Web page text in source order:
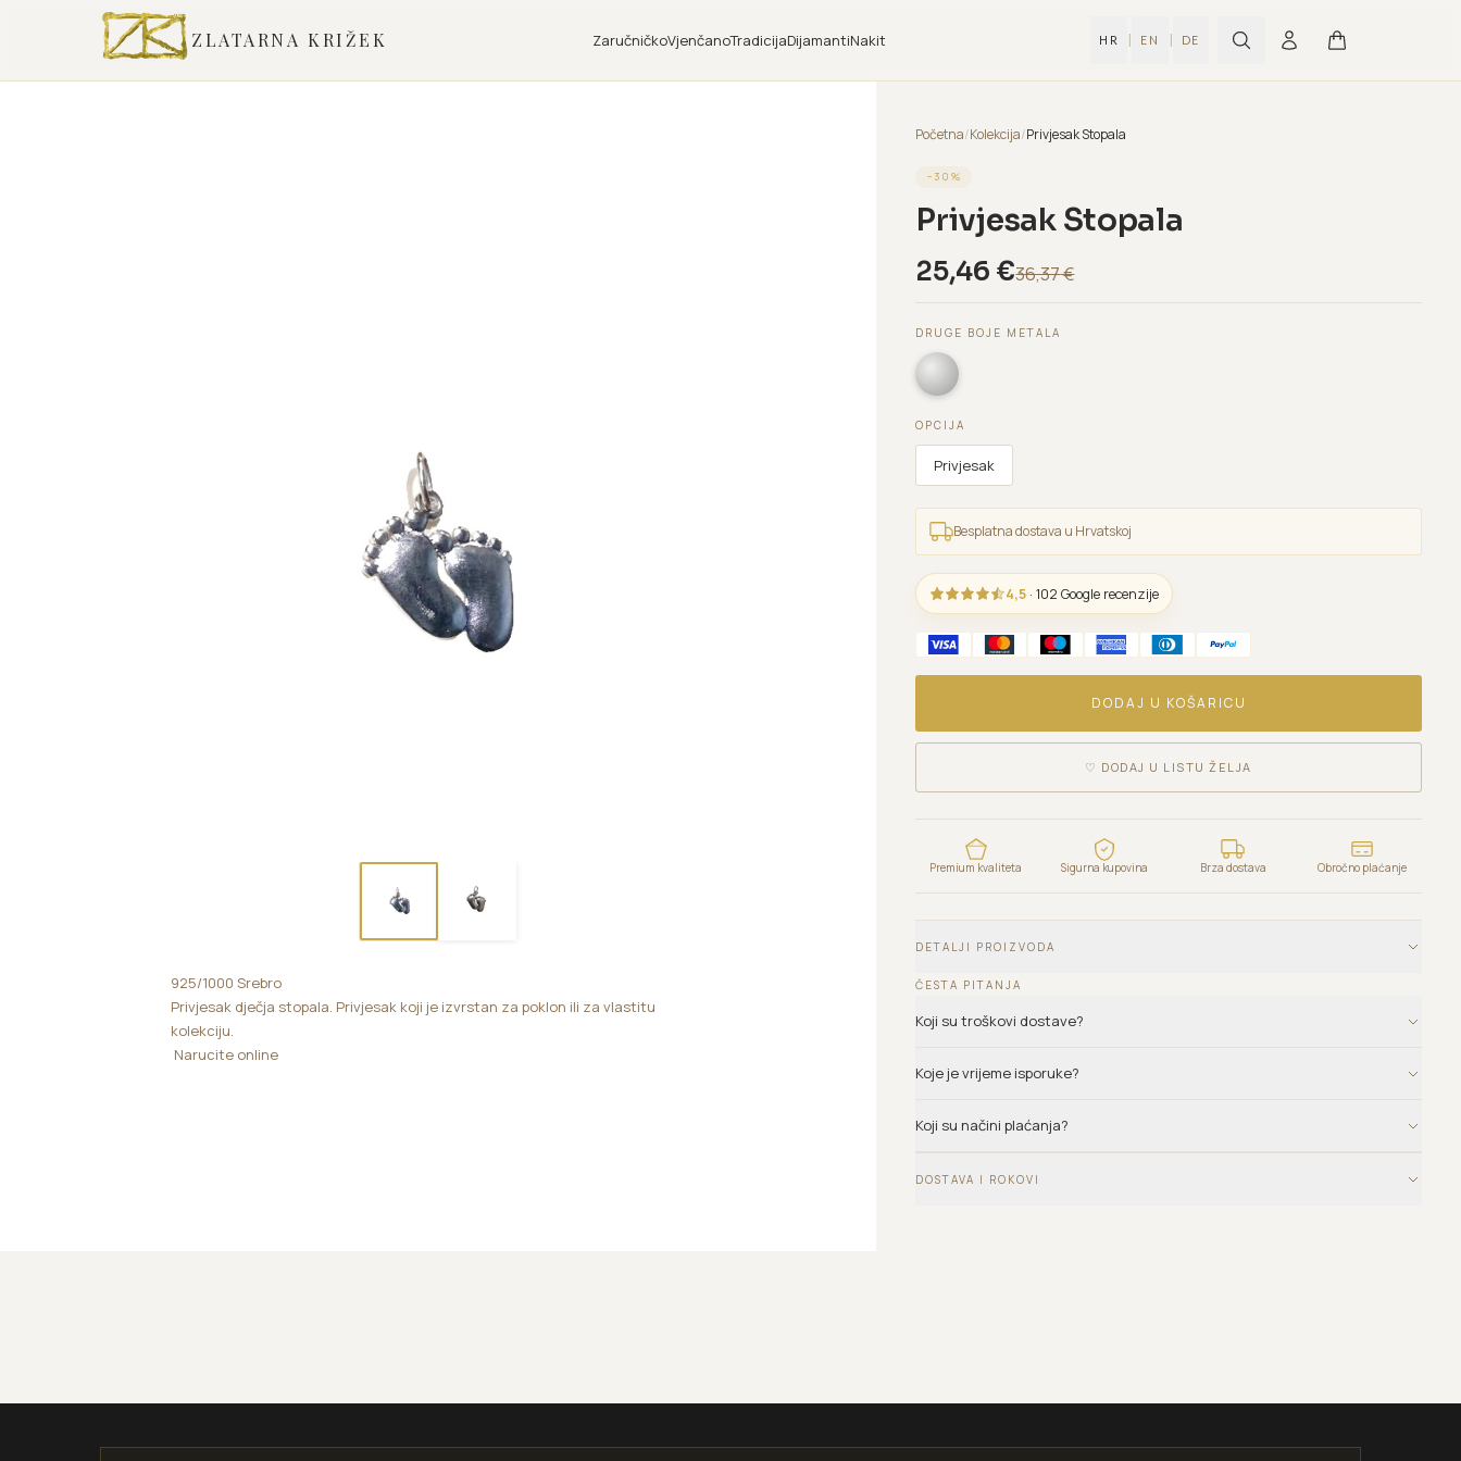
ZLATARNA KRIŽEK ZaručničkoVjenčanoTradicijaDijamantiNakit HR | EN | DE
925/1000 Srebro
Privjesak dječja stopala. Privjesak koji je izvrstan za poklon ili za vlastitu
kolekciju.
Narucite online
Početna/Kolekcija/Privjesak Stopala
−30 %
Privjesak Stopala
25,46 €36,37€
DRUGE BOJE METALA
OPCIJA
Privjesak
Besplatna dostava u Hrvatskoj
4,5 · 102 Google recenzije
DODAJ U KOŠARICU
♡ DODAJ U LISTU ŽELJA
Premium kvaliteta Sigurna kupovina Brza dostava Obročno plaćanje
DETALJI PROIZVODA
ČESTA PITANJA
Koji su troškovi dostave?
Koje je vrijeme isporuke?
Koji su načini plaćanja?
DOSTAVA I ROKOVI